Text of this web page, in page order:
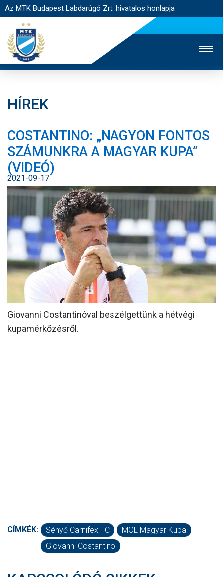
Az MTK Budapest Labdarúgó Zrt. hivatalos honlapja
JEGYÉRTÉKESÍTÉS
WEBSHOP
STADION
EGYESÜLET
KAPCSOLAT
NYITÓLAP
HÍREK
CSAPATOK
MÉRKŐZÉSEK
KLUB
GALÉRIA
SZURKOLÓI ÉLMÉNYEK
AKKREDITÁCIÓ
HÍREK
COSTANTINO: „NAGYON FONTOS
SZÁMUNKRA A MAGYAR KUPA”
(VIDEÓ)
2021-09-17
Giovanni Costantinóval beszélgettünk a hétvégi
kupamérkőzésről.
CÍMKÉK: Sényő Carnifex FC
MOL Magyar Kupa
Giovanni Costantino